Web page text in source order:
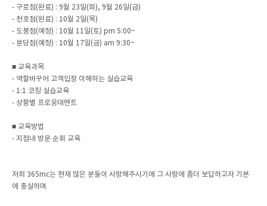
- 구로점(완료) : 9월 23일(화), 9월 26일(금)
- 천호점(완료) : 10월 2일(목)
- 도봉점(예정) : 10월 11일(토) pm 5:00~
- 분당점(예정) : 10월 17일(금) am 9:30~
■ 교육과목
- 역할바꾸어 고객입장 이해하는 실습교육
- 1:1 코칭 실습교육
- 상황별 프로응대멘트
■ 교육방법
- 지점내 방문 순회 교육
저희 365mc는 현재 많은 분들이 사랑해주시기에 그 사랑에 좀더 보답하고자 기본
에 충실하며